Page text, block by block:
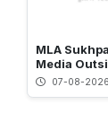
MLA
Media
07-08-2026